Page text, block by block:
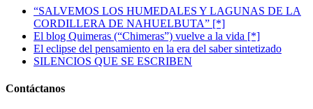
“SALVEMOS LOS HUMEDALES Y LAGUNAS DE LA
CORDILLERA DE NAHUELBUTA” [*]
El blog Quimeras (“Chimeras”) vuelve a la vida [*]
El eclipse del pensamiento en la era del saber sintetizado
SILENCIOS QUE SE ESCRIBEN
Contáctanos